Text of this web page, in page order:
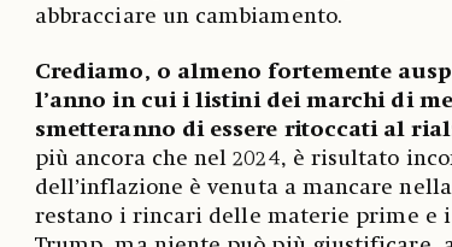
abbracciare un cambiamento.
Crediamo, o almeno fortemente
l’anno in cui i listini dei marchi di
smetteranno di essere ritoccati al
più ancora che nel 2024, è risultato
dell’inflazione è venuta a mancare
restano i rincari delle materie prime e